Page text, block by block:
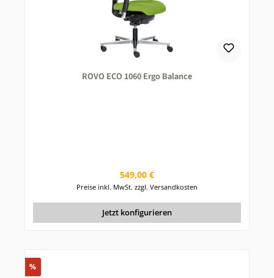
ROVO ECO 1060 Ergo Balance
Regulärer Preis:
549,00 €
Preise inkl. MwSt. zzgl. Versandkosten
Jetzt konfigurieren
%Rabatt